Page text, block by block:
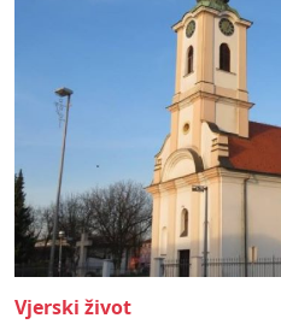
Vjerski život